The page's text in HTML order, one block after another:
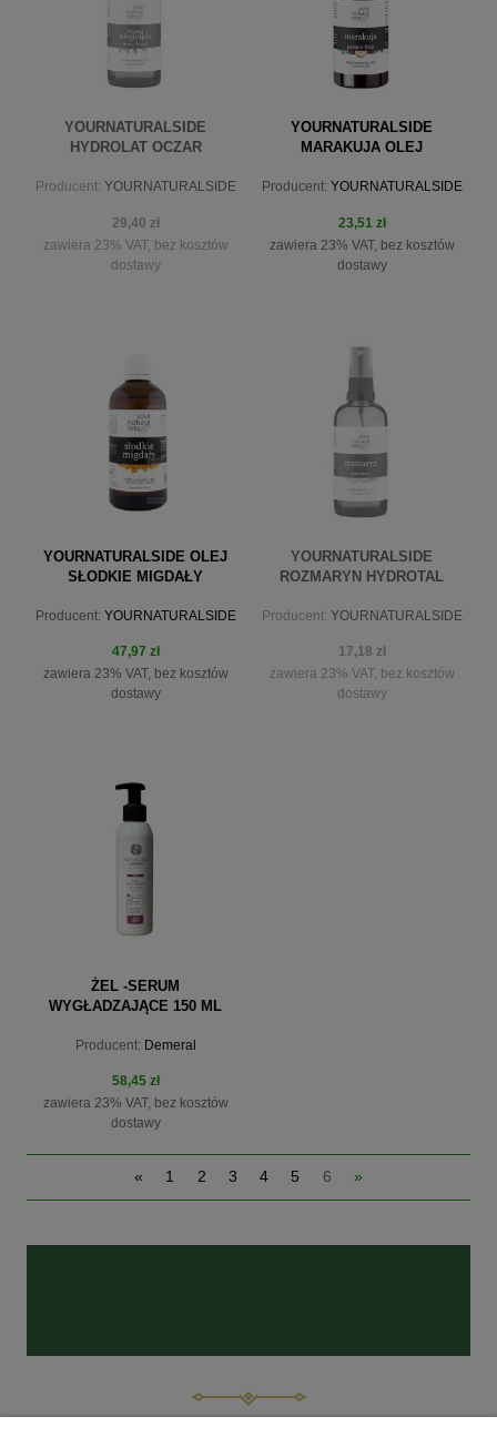
YOURNATURALSIDE
HYDROLAT OCZAR
Producent: YOURNATURALSIDE
29,40 zł
zawiera 23% VAT, bez kosztów
dostawy
powiadom o dostępności
YOURNATURALSIDE
MARAKUJA OLEJ
Producent: YOURNATURALSIDE
23,51 zł
zawiera 23% VAT, bez kosztów
dostawy
do koszyka
YOURNATURALSIDE OLEJ
SŁODKIE MIGDAŁY
Producent: YOURNATURALSIDE
47,97 zł
zawiera 23% VAT, bez kosztów
dostawy
do koszyka
YOURNATURALSIDE
ROZMARYN HYDROTAL
Producent: YOURNATURALSIDE
17,18 zł
zawiera 23% VAT, bez kosztów
dostawy
ŻEL -SERUM
WYGŁADZAJĄCE 150 ML
Producent: Demeral
58,45 zł
zawiera 23% VAT, bez kosztów
dostawy
« 1 2 3 4 5 6 »